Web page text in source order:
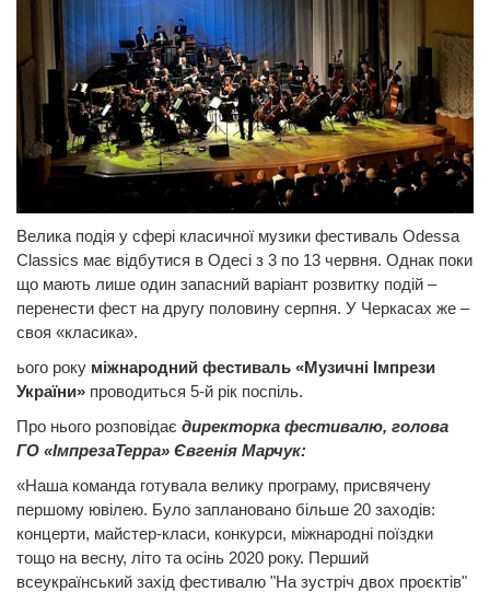
Велика подія у сфері класичної музики фестиваль Odessa
Classics має відбутися в Одесі з 3 по 13 червня. Однак поки
що мають лише один запасний варіант розвитку подій –
перенести фест на другу половину серпня. У Черкасах же –
своя «класика».
ього року міжнародний фестиваль «Музичні Імпрези
України» проводиться 5-й рік поспіль.
Про нього розповідає директорка фестивалю, голова
ГО «ІмпрезаТерра» Євгенія Марчук:
«Наша команда готувала велику програму, присвячену
першому ювілею. Було заплановано більше 20 заходів:
концерти, майстер-класи, конкурси, міжнародні поїздки
тощо на весну, літо та осінь 2020 року. Перший
всеукраїнський захід фестивалю "На зустріч двох проєктів"